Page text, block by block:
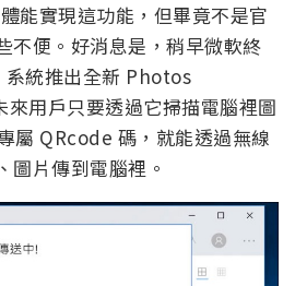
能實現這功能，但畢竟不是官
不便。好消息是，稍早微軟終
統推出全新 Photos
用戶只要透過它掃描電腦裡圖
屬 QRcode 碼，就能透過無線
圖片傳到電腦裡。